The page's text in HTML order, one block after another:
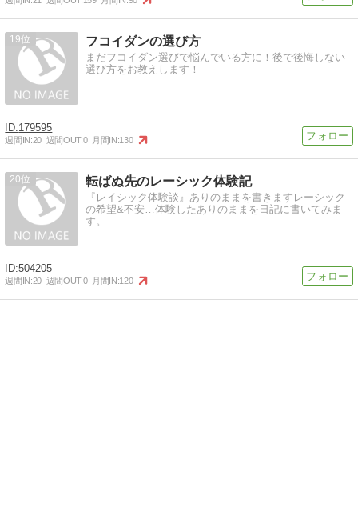
19 フコイダンの選び方
まだフコイダン選びで悩んでいる方に！後で後悔しない
選び方をお教えします！
179595
週間IN:20 週間OUT:0 月間IN:130
20 転ばぬ先のレーシック体験記
『レイシック体験談』ありのままを書きますレーシック
の希望&不安…体験したありのままを日記に書いてみま
す。
504205
週間IN:20 週間OUT:0 月間IN:120